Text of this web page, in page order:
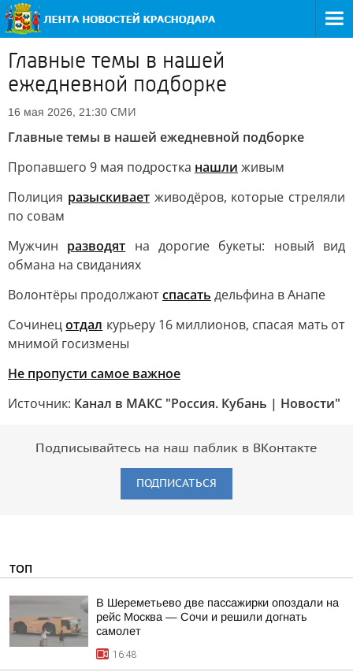
Главные темы в нашей
ежедневной подборке
16 мая 2026, 21:30 СМИ
Главные темы в нашей ежедневной подборке
Пропавшего 9 мая подростка нашли живым
Полиция разыскиваетживодёров, которые стреляли
по совам
Мужчин разводят на дорогие букеты: новый вид
обмана на свиданиях
Волонтёры продолжаютспасать дельфина в Анапе
Сочинецотдал курьеру 16 миллионов, спасая мать от
мнимой госизмены
Не пропусти самое важное
Источник: Канал в МАКС "Россия. Кубань | Новости"
Подписывайтесь на наш паблик в ВКонтакте
ПОДПИСАТЬСЯ
ТОП
В Шереметьево две пассажирки опоздали на
рейс Москва — Сочи и решили догнать
самолет
16:48